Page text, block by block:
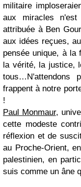
militaire
aux miracles
attribuée à Ben
aux idées reçues,
pensée unique, à la
la vérité, la justice,
tous…N'attendons
frappent à notre
!
Paul Monmaur,
cette modeste
réflexion et de
au Proche-Orient,
palestinien, en
suis comme un âne